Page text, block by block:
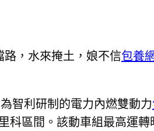
，水來掩土，娘不信包養
智利研制的電力內燃雙動力
科區間。該動車組最高運